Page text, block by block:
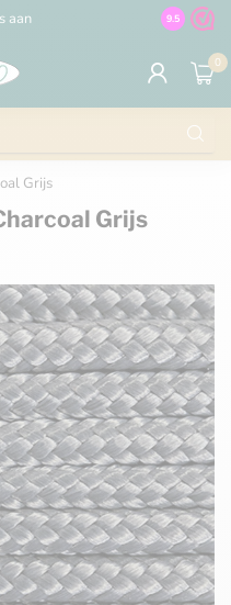
aan 100% de
9.5
0
Grijs
Grijs